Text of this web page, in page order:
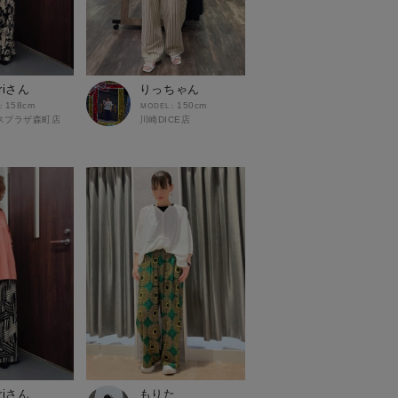
さん
プラザ森町店
158cm
りっちゃん
川崎DICE店
150cm
さん もりた